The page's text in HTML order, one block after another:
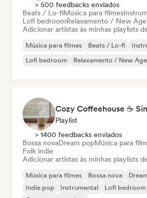
> 500 feedbacks enviados
Beats / Lo-fiMúsica para filmes
Lofi bedroomRelaxamento / New Age
Adicionar artistas às minhas playlists
Música para filmes Beats / Lo-fi
Lofi bedroom
Relaxamento / New Age
Playlist
> 1400 feedbacks enviados
Bossa novaDream popMúsica para
Folk indie
Adicionar artistas às minhas playlists
Música para filmes Bossa nova
Indie pop
Instrumental
Lofi bedroom